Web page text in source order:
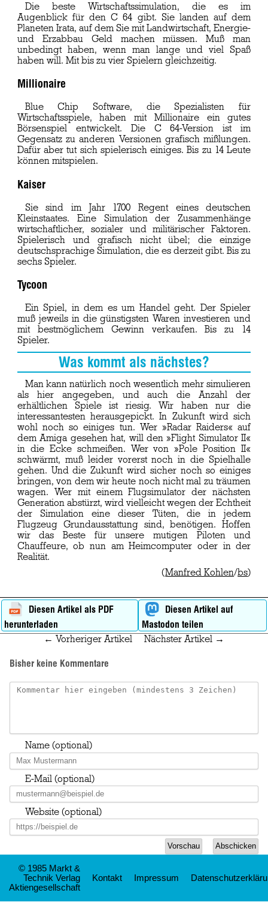
Die beste Wirtschaftssimulation, die es im
Augenblick für den C 64 gibt. Sie landen auf dem
Planeten Irata, auf dem Sie mit Landwirtschaft, Energie-
und Erzabbau Geld machen müssen. Muß man
unbedingt haben, wenn man lange und viel Spaß
haben will. Mit bis zu vier Spielern gleichzeitig.
Millionaire
Blue Chip Software, die Spezialisten für
Wirtschaftsspiele, haben mit Millionaire ein gutes
Börsenspiel entwickelt. Die C 64-Version ist im
Gegensatz zu anderen Versionen grafisch mißlungen.
Dafür aber tut sich spielerisch einiges. Bis zu 14 Leute
können mitspielen.
Kaiser
Sie sind im Jahr 1700 Regent eines deutschen
Kleinstaates. Eine Simulation der Zusammenhänge
wirtschaftlicher, sozialer und militärischer Faktoren.
Spielerisch und grafisch nicht übel; die einzige
deutschsprachige Simulation, die es derzeit gibt. Bis zu
sechs Spieler.
Tycoon
Ein Spiel, in dem es um Handel geht. Der Spieler
muß jeweils in die günstigsten Waren investieren und
mit bestmöglichem Gewinn verkaufen. Bis zu 14
Spieler.
Was kommt als nächstes?
Man kann natürlich noch wesentlich mehr simulieren
als hier angegeben, und auch die Anzahl der
erhältlichen Spiele ist riesig. Wir haben nur die
interessantesten herausgepickt. In Zukunft wird sich
wohl noch so einiges tun. Wer »Radar Raiders« auf
dem Amiga gesehen hat, will den »Flight Simulator II«
in die Ecke schmeißen. Wer von »Pole Position II«
schwärmt, muß leider vorerst noch in die Spielhalle
gehen. Und die Zukunft wird sicher noch so einiges
bringen, von dem wir heute noch nicht mal zu träumen
wagen. Wer mit einem Flugsimulator der nächsten
Generation abstürzt, wird vielleicht wegen der Echtheit
der Simulation eine dieser Tüten, die in jedem
Flugzeug Grundausstattung sind, benötigen. Hoffen
wir das Beste für unsere mutigen Piloten und
Chauffeure, ob nun am Heimcomputer oder in der
Realität.
(Manfred Kohlen/bs)
Diesen Artikel als PDF
herunterladen
Diesen Artikel auf
Mastodon teilen
← Vorheriger Artikel Nächster Artikel →
Bisher keine Kommentare
Name (optional)
E-Mail (optional)
Website (optional)
© 1985 Markt &
Technik Verlag
Aktiengesellschaft
Kontakt Impressum